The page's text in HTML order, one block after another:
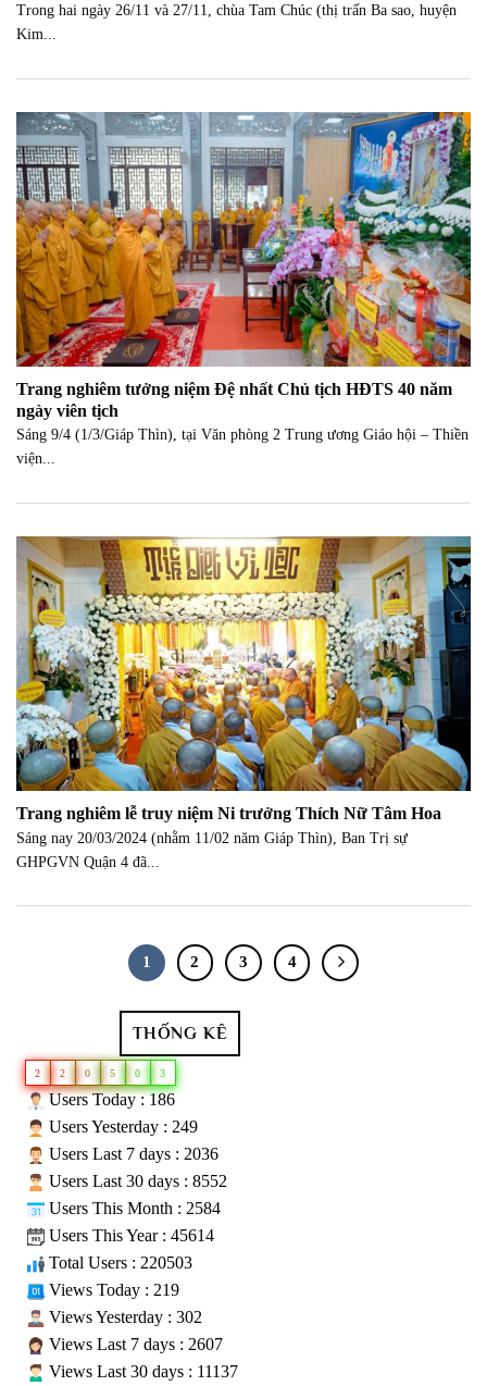
Trong hai ngày 26/11 và 27/11, chùa Tam Chúc (thị trấn Ba sao, huyện
Kim...
Trang nghiêm tưởng niệm Đệ nhất Chủ tịch HĐTS 40 năm
ngày viên tịch
Sáng 9/4 (1/3/Giáp Thìn), tại Văn phòng 2 Trung ương Giáo hội – Thiền
viện...
Trang nghiêm lễ truy niệm Ni trưởng Thích Nữ Tâm Hoa
Sáng nay 20/03/2024 (nhằm 11/02 năm Giáp Thìn), Ban Trị sự
GHPGVN Quận 4 đã...
1 2 3 4
THỐNG KÊ
2 2 0 5 0 3
Users Today : 186
Users Yesterday : 249
Users Last 7 days : 2036
Users Last 30 days : 8552
Users This Month : 2584
Users This Year : 45614
Total Users : 220503
Views Today : 219
Views Yesterday : 302
Views Last 7 days : 2607
Views Last 30 days : 11137